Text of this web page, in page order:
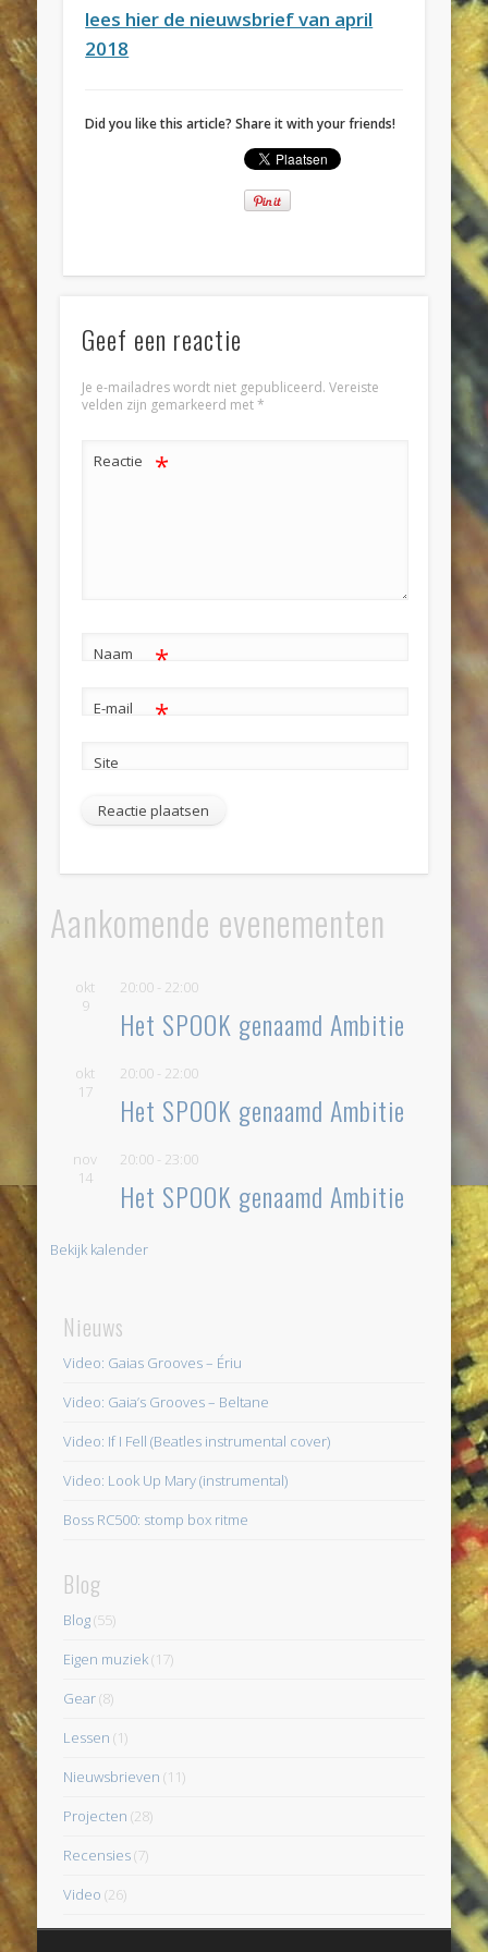
lees hier de nieuwsbrief van april
2018
Did you like this article? Share it with your friends!
Geef een reactie
Je e-mailadres wordt niet gepubliceerd. Vereiste
velden zijn gemarkeerd met*
Reactie *
Naam *
E-mail *
Site
Aankomende evenementen
okt
9
20:00 - 22:00
Het SPOOK genaamd Ambitie
okt
17
20:00 - 22:00
Het SPOOK genaamd Ambitie
nov
14
20:00 - 23:00
Het SPOOK genaamd Ambitie
Bekijk kalender
Nieuws
Video: Gaias Grooves – Ériu
Video: Gaia’s Grooves – Beltane
Video: If I Fell (Beatles instrumental cover)
Video: Look Up Mary (instrumental)
Boss RC500: stomp box ritme
Blog
Blog(55)
Eigen muziek(17)
Gear(8)
Lessen (1)
Nieuwsbrieven (11)
Projecten (28)
Recensies(7)
Video (26)